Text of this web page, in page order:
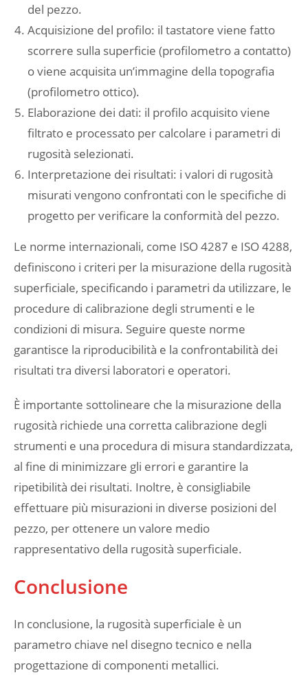
del pezzo.
Acquisizione del profilo: il tastatore viene fatto
scorrere sulla superficie (profilometro a contatto)
o viene acquisita un’immagine della topografia
(profilometro ottico).
Elaborazione dei dati: il profilo acquisito viene
filtrato e processato per calcolare i parametri di
rugosità selezionati.
Interpretazione dei risultati: i valori di rugosità
misurati vengono confrontati con le specifiche di
progetto per verificare la conformità del pezzo.
Le norme internazionali, come ISO 4287 e ISO 4288,
definiscono i criteri per la misurazione della rugosità
superficiale, specificando i parametri da utilizzare, le
procedure di calibrazione degli strumenti e le
condizioni di misura. Seguire queste norme
garantisce la riproducibilità e la confrontabilità dei
risultati tra diversi laboratori e operatori.
È importante sottolineare che la misurazione della
rugosità richiede una corretta calibrazione degli
strumenti e una procedura di misura standardizzata,
al fine di minimizzare gli errori e garantire la
ripetibilità dei risultati. Inoltre, è consigliabile
effettuare più misurazioni in diverse posizioni del
pezzo, per ottenere un valore medio
rappresentativo della rugosità superficiale.
Conclusione
In conclusione, la rugosità superficiale è un
parametro chiave nel disegno tecnico e nella
progettazione di componenti metallici.